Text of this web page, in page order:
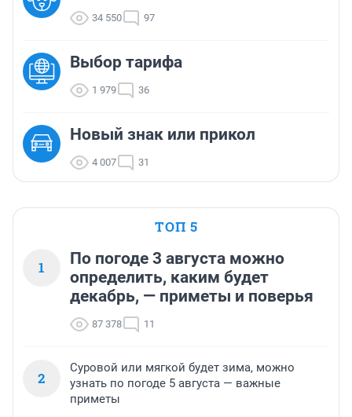
34 550 97
Выбор тарифа
1 979 36
Новый знак или прикол
4 007 31
ТОП 5
1
По погоде 3 августа можно
определить, каким будет
декабрь, — приметы и поверья
87 378 11
2
Суровой или мягкой будет зима, можно
узнать по погоде 5 августа — важные
приметы